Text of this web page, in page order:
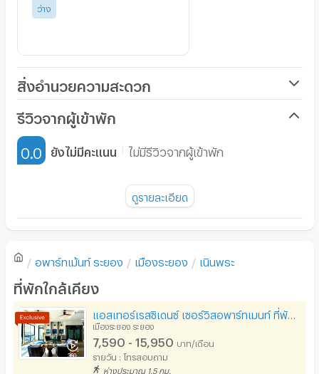
ว่าง
สิ่งอำนวยความสะดวก
เฟอร์นิเจอร์-ตู้, เตียง
เครื่องทำน้ำอุ่น
โซฟา
โต๊ะ - เก้าอี้ทำงาน
เตาปรุงอาหาร
อนุญาตให้เลี้ยงสัตว์
รีวิวจากผู้เข้าพัก
0.0 ยังไม่มีคะแนน ไม่มีรีวิวจากผู้เข้าพัก
ยังไม่มีรีวิวของอพาร์ทเม้นท์นี้
เขียนรีวิวแรกของอพาร์ทเม้นท์นี้
ดูรายละเอียด
อพาร์ทเม้นท์ ระยอง เมืองระยอง เนินพระ
ที่พักใกล้เคียง
แอสเทอร์เรสซิเดนซ์ เซอร์วิสอพาร์ทเมนท์ ที่พักรายเดือน ใกล้ห้างแพชชั่น ระยอง
เมืองระยอง ระยอง
7,590 - 15,950 บาท/เดือน
รายวัน : โทรสอบถาม
ห่างประมาณ 1.5 กม.